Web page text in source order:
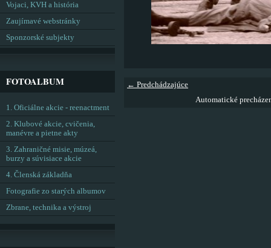
← Predchádzajúce
Automatické
Vojaci, KVH a história
Zaujímavé webstránky
Sponzorské subjekty
FOTOALBUM
1. Oficiálne akcie - reenactment
2. Klubové akcie, cvičenia,
manévre a pietne akty
3. Zahraničné misie, múzeá,
burzy a súvisiace akcie
4. Členská základňa
Fotografie zo starých albumov
Zbrane, technika a výstroj